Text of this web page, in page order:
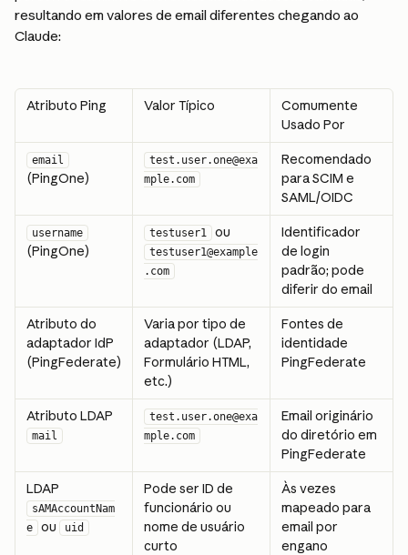
resultando em valores de email diferentes chegando ao
Claude:
Atributo Ping Valor Típico
Comumente
Usado Por
email
(PingOne)
test.user.one@exa
mple.com
Recomendado
para SCIM e
SAML/OIDC
username
(PingOne)
testuser1 ou
testuser1@example
.com
Identificador
de login
padrão; pode
diferir do email
Atributo do
adaptador IdP
(PingFederate)
Varia por tipo de
adaptador (LDAP,
Formulário HTML,
etc.)
Fontes de
identidade
PingFederate
Atributo LDAP
mail
test.user.one@exa
mple.com
Email originário
do diretório em
PingFederate
LDAP
sAMAccountNam
e
ou uid
Pode ser ID de
funcionário ou
nome de usuário
curto
Às vezes
mapeado para
email por
engano